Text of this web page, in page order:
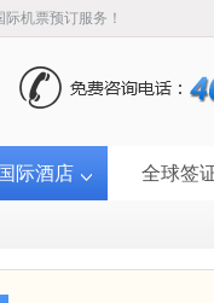
机票预订服务！
国际酒店 全球签